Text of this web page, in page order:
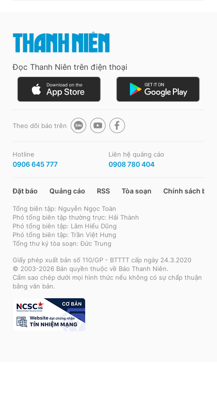
Đọc Thanh Niên trên điện thoại
Theo dõi báo trên
Hotline
0906 645 777
Liên hệ quảng cáo
0908 780 404
Đặt báo Quảng cáo RSS Tòa soạn Chính sách bảo
Tổng biên tập: Nguyễn Ngọc Toàn
Phó tổng biên tập thường trực: Hải Thành
Phó tổng biên tập: Lâm Hiếu Dũng
Phó tổng biên tập: Trần Việt Hưng
Tổng thư ký tòa soạn: Đức Trung
Giấy phép xuất bản số 110/GP - BTTTT cấp ngày 24.3.2020
© 2003-2026 Bản quyền thuộc về Báo Thanh Niên.
Cấm sao chép dưới mọi hình thức nếu không có sự chấp thuận
bằng văn bản.